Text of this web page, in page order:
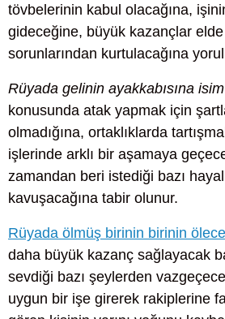
tövbelerinin kabul olacağına,
gideceğine, büyük kazançlar
sorunlarından kurtulacağına
Rüyada gelinin ayakkabısına
konusunda atak yapmak için
olmadığına, ortaklıklarda
işlerinde arklı bir aşamaya
zamandan beri istediği bazı
kavuşacağına tabir olunur.
Rüyada ölmüş birinin birinin
daha büyük kazanç sağlayacak
sevdiği bazı şeylerden
uygun bir işe girerek rakiplerine